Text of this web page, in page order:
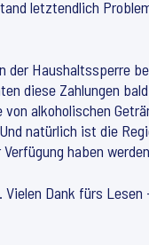
letztendlich
Haushaltssperre
diese Zahlungen
alkoholischen
natürlich ist die
haben
Dank fürs Lesen